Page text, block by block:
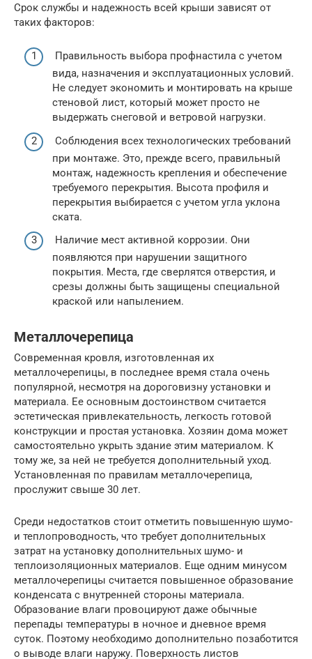
Срок службы и надежность всей крыши зависят от
таких факторов:
Правильность выбора профнастила с учетом
вида, назначения и эксплуатационных условий.
Не следует экономить и монтировать на крыше
стеновой лист, который может просто не
выдержать снеговой и ветровой нагрузки.
Соблюдения всех технологических требований
при монтаже. Это, прежде всего, правильный
монтаж, надежность крепления и обеспечение
требуемого перекрытия. Высота профиля и
перекрытия выбирается с учетом угла уклона
ската.
Наличие мест активной коррозии. Они
появляются при нарушении защитного
покрытия. Места, где сверлятся отверстия, и
срезы должны быть защищены специальной
краской или напылением.
Металлочерепица
Современная кровля, изготовленная их
металлочерепицы, в последнее время стала очень
популярной, несмотря на дороговизну установки и
материала. Ее основным достоинством считается
эстетическая привлекательность, легкость готовой
конструкции и простая установка. Хозяин дома может
самостоятельно укрыть здание этим материалом. К
тому же, за ней не требуется дополнительный уход.
Установленная по правилам металлочерепица,
прослужит свыше 30 лет.
Среди недостатков стоит отметить повышенную шумо-
и теплопроводность, что требует дополнительных
затрат на установку дополнительных шумо- и
теплоизоляционных материалов. Еще одним минусом
металлочерепицы считается повышенное образование
конденсата с внутренней стороны материала.
Образование влаги провоцируют даже обычные
перепады температуры в ночное и дневное время
суток. Поэтому необходимо дополнительно позаботится
о выводе влаги наружу. Поверхность листов